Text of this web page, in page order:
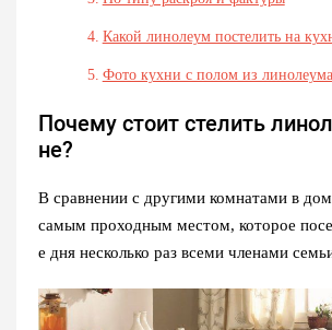
Какой линолеум постелить на
Фото кухни с полом из линолеума
Почему стоит стелить
не?
В сравнении с другими комнатами в
самым проходным местом, которое
е дня несколько раз всеми членами